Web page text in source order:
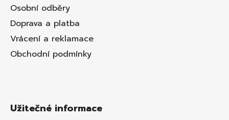
Osobní odběry
Doprava a platba
Vrácení a reklamace
Obchodní podmínky
Užitečné informace